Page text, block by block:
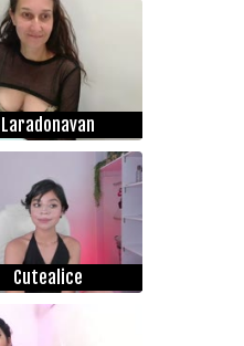
Laradonavan
Cutealice